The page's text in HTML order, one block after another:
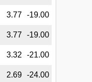
3.77 -19.00
3.77 -19.00
3.32 -21.00
2.69 -24.00